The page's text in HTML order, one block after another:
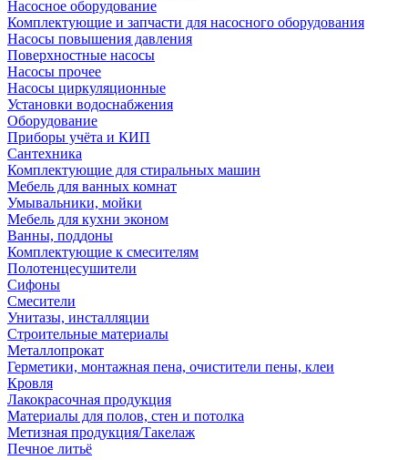
Насосное оборудование
Комплектующие и запчасти для насосного оборудования
Насосы повышения давления
Поверхностные насосы
Насосы прочее
Насосы циркуляционные
Установки водоснабжения
Оборудование
Приборы учёта и КИП
Сантехника
Комплектующие для стиральных машин
Мебель для ванных комнат
Умывальники, мойки
Мебель для кухни эконом
Ванны, поддоны
Комплектующие к смесителям
Полотенцесушители
Сифоны
Смесители
Унитазы, инсталляции
Строительные материалы
Металлопрокат
Герметики, монтажная пена, очистители пены, клеи
Кровля
Лакокрасочная продукция
Материалы для полов, стен и потолка
Метизная продукция/Такелаж
Печное литьё